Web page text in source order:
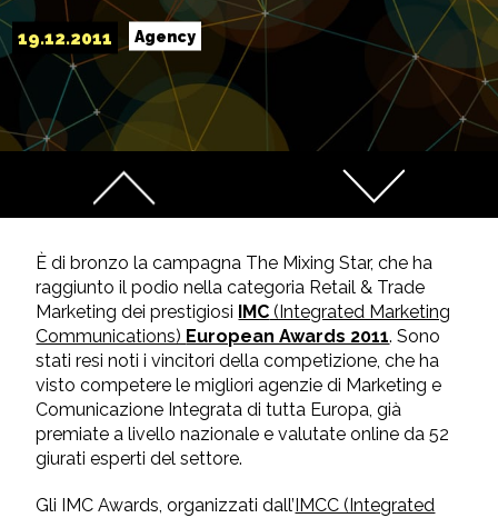
19.12.2011 Agency
È di bronzo la campagna The Mixing Star, che ha
raggiunto il podio nella categoria Retail & Trade
Marketing dei prestigiosi IMC (Integrated Marketing
Communications) European Awards 2011. Sono
stati resi noti i vincitori della competizione, che ha
visto competere le migliori agenzie di Marketing e
Comunicazione Integrata di tutta Europa, già
premiate a livello nazionale e valutate online da 52
giurati esperti del settore.
Gli IMC Awards, organizzati dall’IMCC (Integrated